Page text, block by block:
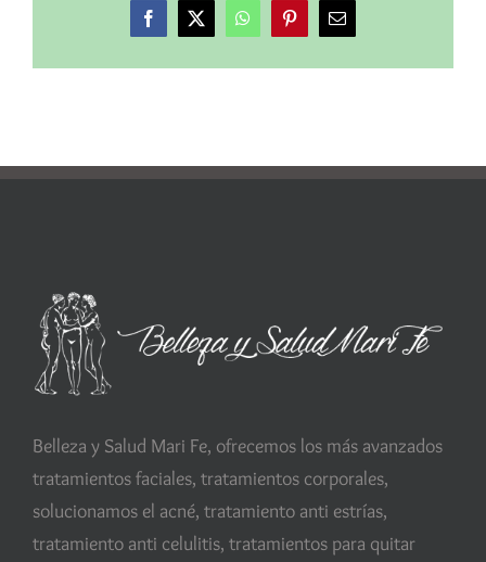
Facebook
X WhatsAppPinterestCorreo
Belleza y Salud Mari Fe, ofrecemos los más avanzados
tratamientos faciales, tratamientos corporales,
solucionamos el acné, tratamiento anti estrías,
tratamiento anti celulitis, tratamientos para quitar